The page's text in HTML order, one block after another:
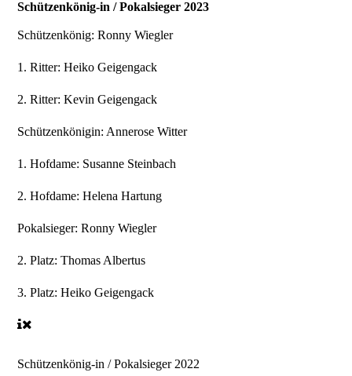
Schützenkönig-in / Pokalsieger 2023
Schützenkönig:Ronny Wiegler
1. Ritter:Heiko Geigengack
2. Ritter:Kevin Geigengack
Schützenkönigin: Annerose Witter
1. Hofdame: Susanne Steinbach
2. Hofdame:Helena Hartung
Pokalsieger:Ronny Wiegler
2. Platz:Thomas Albertus
3. Platz:Heiko Geigengack
Schützenkönig-in / Pokalsieger 2022